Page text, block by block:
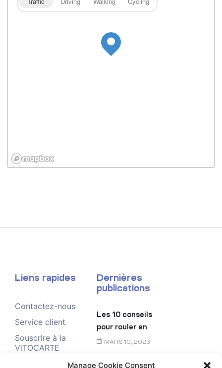
Manage Cookie Consent
Liens rapides
Contactez-nous
Service client
Souscrire à la
ViTOCARTE
Dernières
publications
Les 10 conseils
pour rouler en
toute sécurité
MARS 10, 2023